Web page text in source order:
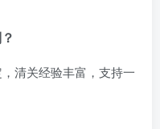
清关经验丰富，支持一